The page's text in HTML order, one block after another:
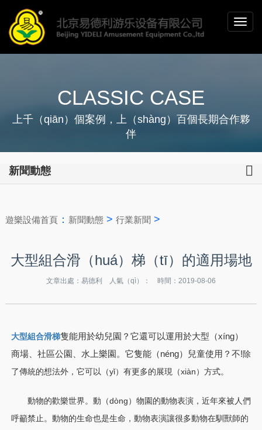
CLASSIC CASE
上千（qiān）個案例，上（shàng）百個長期合作夥
伴
新聞動態
遊樂設備首頁： 新聞動態> 行業新聞>
大型組合滑（huá）梯（tī）的適用場地
文章出處：易德利 人氣（qì）： 時間：2019-08-06
大型組合滑梯隻能用於幼兒園？它還可以運用於大型（xíng）
商場、社區公園、水上樂園。它隻能（néng）兒童使用？不!除
了傳統的想法外，它可以（yǐ）有更多的展現（xiàn）方式。
動物的歡樂世界。動（dòng）物園的動物表演，近年來被人們
呼籲禁止。動物的生命也是生命，動物表演讓很多動物在馴獸師的